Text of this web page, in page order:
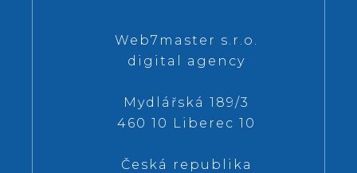
Web7master s.r.o.
digital agency
Mydlářská 189/3
460 10 Liberec 10
Česká republika